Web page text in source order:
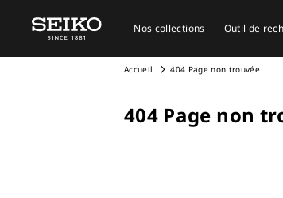
Nos collections Outil de
Accueil 404 Page non trouvée
404 Page non